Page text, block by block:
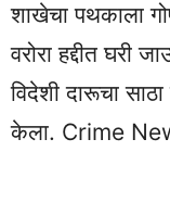
शाखेचा पथकाला
वरोरा हद्दीत
विदेशी दारूचा
केला. Crime